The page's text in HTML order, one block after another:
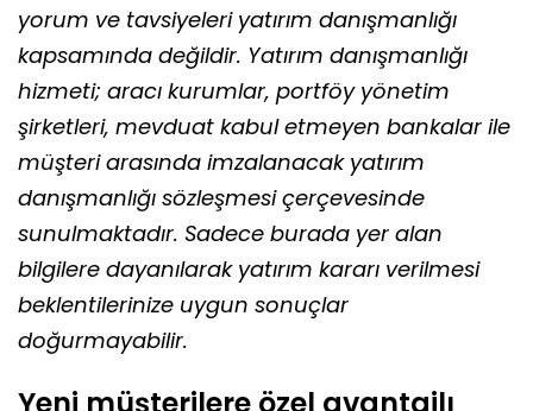
yorum ve tavsiyeleri yatırım danışmanlığı
kapsamında değildir. Yatırım danışmanlığı
hizmeti; aracı kurumlar, portföy yönetim
şirketleri, mevduat kabul etmeyen bankalar ile
müşteri arasında imzalanacak yatırım
danışmanlığı sözleşmesi çerçevesinde
sunulmaktadır. Sadece burada yer alan
bilgilere dayanılarak yatırım kararı verilmesi
beklentilerinize uygun sonuçlar
doğurmayabilir.
Yeni müşterilere özel avantajlı